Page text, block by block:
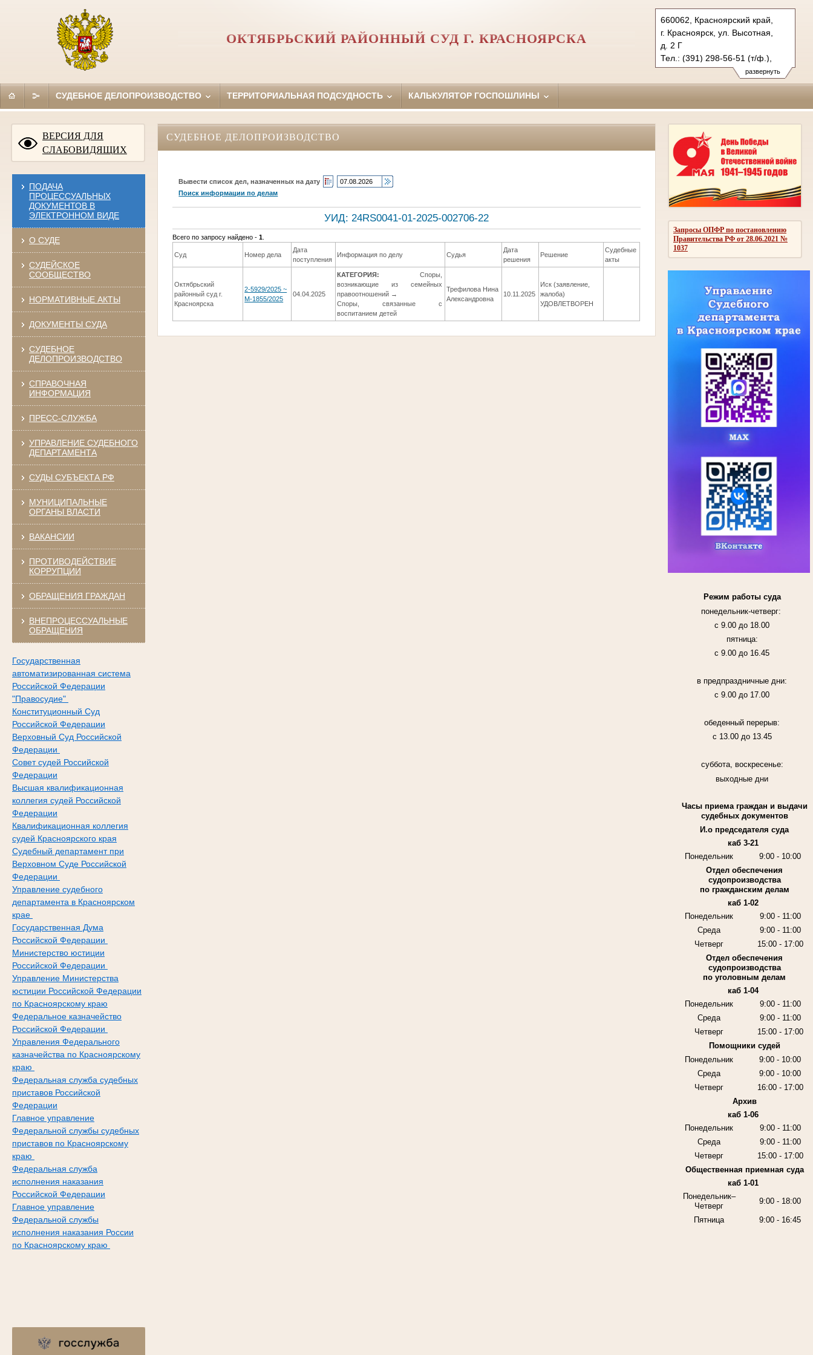
развернуть
660062, Красноярский край,
г. Красноярск, ул. Высотная,
д. 2 Г
Тел.: (391) 298-56-51 (т/ф.),
(391) 246-25-03
oktyabr.krk@sudrf.ru
ОКТЯБРЬСКИЙ РАЙОННЫЙ СУД Г. КРАСНОЯРСКА
СУДЕБНОЕ ДЕЛОПРОИЗВОДСТВО ТЕРРИТОРИАЛЬНАЯ ПОДСУДНОСТЬ КАЛЬКУЛЯТОР ГОСПОШЛИНЫ
ВЕРСИЯ ДЛЯ
СЛАБОВИДЯЩИХ
ПОДАЧА
ПРОЦЕССУАЛЬНЫХ
ДОКУМЕНТОВ В
ЭЛЕКТРОННОМ ВИДЕ
О СУДЕ
СУДЕЙСКОЕ
СООБЩЕСТВО
НОРМАТИВНЫЕ АКТЫ
ДОКУМЕНТЫ СУДА
СУДЕБНОЕ
ДЕЛОПРОИЗВОДСТВО
СПРАВОЧНАЯ
ИНФОРМАЦИЯ
ПРЕСС-СЛУЖБА
УПРАВЛЕНИЕ СУДЕБНОГО
ДЕПАРТАМЕНТА
СУДЫ СУБЪЕКТА РФ
МУНИЦИПАЛЬНЫЕ
ОРГАНЫ ВЛАСТИ
ВАКАНСИИ
ПРОТИВОДЕЙСТВИЕ
КОРРУПЦИИ
ОБРАЩЕНИЯ ГРАЖДАН
ВНЕПРОЦЕССУАЛЬНЫЕ
ОБРАЩЕНИЯ
Государственная
автоматизированная система
Российской Федерации
"Правосудие"
Конституционный Суд
Российской Федерации
Верховный Суд Российской
Федерации
Совет судей Российской
Федерации
Высшая квалификационная
коллегия судей Российской
Федерации
Квалификационная коллегия
судей Красноярского края
Судебный департамент при
Верховном Суде Российской
Федерации
Управление судебного
департамента в Красноярском
крае
Государственная Дума
Российской Федерации
Министерство юстиции
Российской Федерации
Управление Министерства
юстиции Российской Федерации
по Красноярскому краю
Федеральное казначейство
Российской Федерации
Управления Федерального
казначейства по Красноярскому
краю
Федеральная служба судебных
приставов Российской
Федерации
Главное управление
Федеральной службы судебных
приставов по Красноярскому
краю
Федеральная служба
исполнения наказания
Российской Федерации
Главное управление
Федеральной службы
исполнения наказания России
по Красноярскому краю
Запросы ОПФР по постановлению
Правительства РФ от 28.06.2021 №
1037
Режим работы суда
понедельник-четверг:
с 9.00 до 18.00
пятница:
с 9.00 до 16.45
в предпраздничные дни:
с 9.00 до 17.00
обеденный перерыв:
с 13.00 до 13.45
суббота, воскресенье:
выходные дни
Часы приема граждан и выдачи
судебных документов
И.о председателя суда
каб 3-21
Понедельник
9:00 - 10:00
Отдел обеспечения
судопроизводства
по гражданским делам
каб 1-02
Понедельник
9:00 - 11:00
Среда
9:00 - 11:00
Четверг
15:00 - 17:00
Отдел обеспечения
судопроизводства
по уголовным делам
каб 1-04
Понедельник
9:00 - 11:00
Среда
9:00 - 11:00
Четверг
15:00 - 17:00
Помощники судей
Понедельник
9:00 - 10:00
Среда
9:00 - 10:00
Четверг
16:00 - 17:00
Архив
каб 1-06
Понедельник
9:00 - 11:00
Среда
9:00 - 11:00
Четверг
15:00 - 17:00
Общественная приемная суда
каб 1-01
Понедельник–
Четверг
9:00 - 18:00
Пятница 9:00 - 16:45
СУДЕБНОЕ ДЕЛОПРОИЗВОДСТВО
Вывести список дел, назначенных на дату
Поиск информации по делам
УИД: 24RS0041-01-2025-002706-22
Всего по запросу найдено -1
Суд Номер дела
Дата
поступления
Информация по делу Судья
Дата
решения
Решение
Судебные
акты
Октябрьский
районный суд г.
Красноярска
2-5929/2025 ~
М-1855/2025
04.04.2025
КАТЕГОРИЯ: Споры,
возникающие из семейных
правоотношений →
Споры, связанные с
воспитанием детей
Трефилова Нина
Александровна
10.11.2025
Иск (заявление,
жалоба)
УДОВЛЕТВОРЕН